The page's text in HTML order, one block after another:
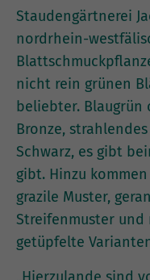
Staudengärtnerei
nordrhein-
nicht rein grünen
beliebter.
Bronze,
Schwarz, es gibt
gibt. Hinzu
grazile Muster,
Streifenmuster
getüpfelte